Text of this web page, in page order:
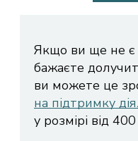
Якщо ви ще не є
бажаєте
ви можете це
на підтримку
у розмірі від